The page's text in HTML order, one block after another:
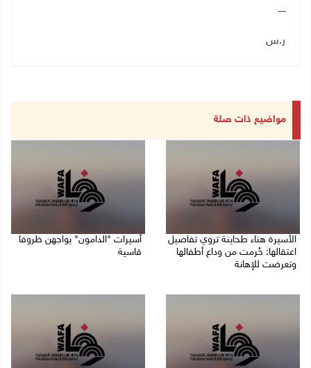
ـــــ
ر.س
مواضيع ذات صلة
الأسيرة هناء طحاينة تروي تفاصيل
اعتقالها: حُرمت من وداع أطفالها
وتعرضت للإهانة
أسيرات "الدامون" يواجهن ظروفا
قاسية